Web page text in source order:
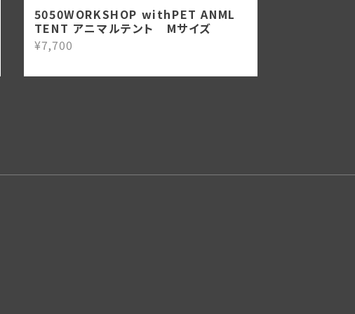
5050WORKSHOP withPET ANML
TENT アニマルテント Mサイズ
¥7,700